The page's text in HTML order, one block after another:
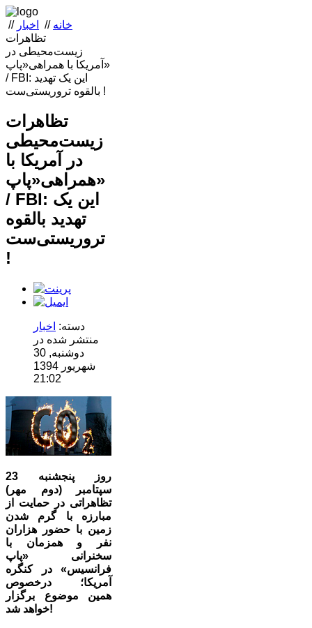
خانه // اخبار //
تظاهرات‌
زیست‌محیطی در
آمریکا با همراهی«پاپ»
/ FBI: این یک تهدید
بالقوه تروریستی‌ست !
تظاهرات‌
زیست‌محیطی
در آمریکا با
همراهی«پاپ»
/ FBI: این یک
تهدید بالقوه
تروریستی‌ست
!
دسته: اخبار
منتشر شده در
دوشنبه, 30
شهریور 1394
21:02
روز پنجشنبه 23
سپتامبر (دوم مهر)
تظاهراتی در حمایت از
مبارزه با گرم شدن
زمین با حضور هزاران
نفر و همزمان با
سخنرانی «پاپ
فرانسیس» در کنگره
آمریکا؛ درخصوص
همین موضوع برگزار
خواهد شد!